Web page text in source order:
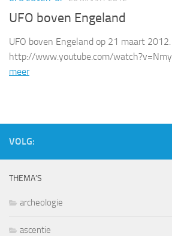
UFO boven Engeland
UFO boven Engeland op 21 maart 2012.
http://www.youtube.com/
meer
VOLG:
THEMA’S
archeologie
ascentie